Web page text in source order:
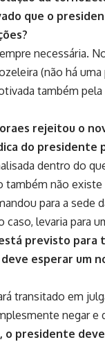
que o
necessária.
(não há
também
rejeitou o
do presidente
dentro do
não
para a sede
levaria para
previsto para
esperar um
transitado em
negar
o presidente